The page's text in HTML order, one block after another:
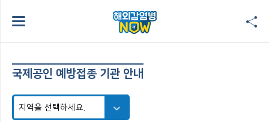
국제공인 예방접종 기관 안내